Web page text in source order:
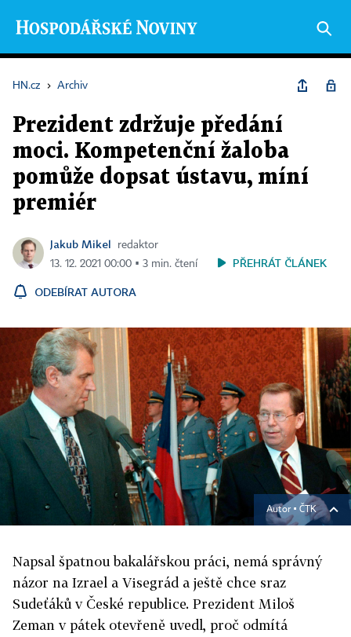
HN.cz › Archiv
Prezident zdržuje předání
moci. Kompetenční žaloba
pomůže dopsat ústavu, míní
premiér
Jakub Mikel
redaktor
13. 12. 2021 00:00 ▪ 3 min. čtení
PŘEHRÁT ČLÁNEK
ODEBÍRAT AUTORA
Autor ▪ ČTK
Napsal špatnou bakalářskou práci, nemá správný
názor na Izrael a Visegrád a ještě chce sraz
Sudeťáků v České republice. Prezident Miloš
Zeman v pátek otevřeně uvedl, proč odmítá